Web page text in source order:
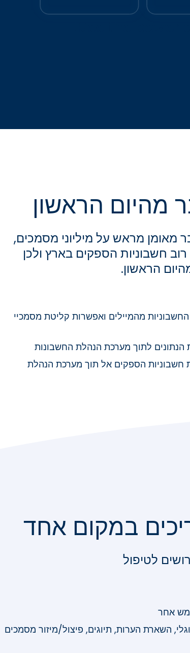
מהיום הראשון
מאומן מראש על מיליוני מסמכים,
חשבוניות הספקים בארץ ולכן
הראשון.
מהמיילים ואפשרות קליטת מסמכיי
הנתונים לתוך מערכת הנהלת החשבונות
חשבוניות הספקים אל תוך מערכת הנהלת
במקום אחד
לטיפול
אחר
השארת הערות, תיוגים, פיצול/מיזור מסמכים